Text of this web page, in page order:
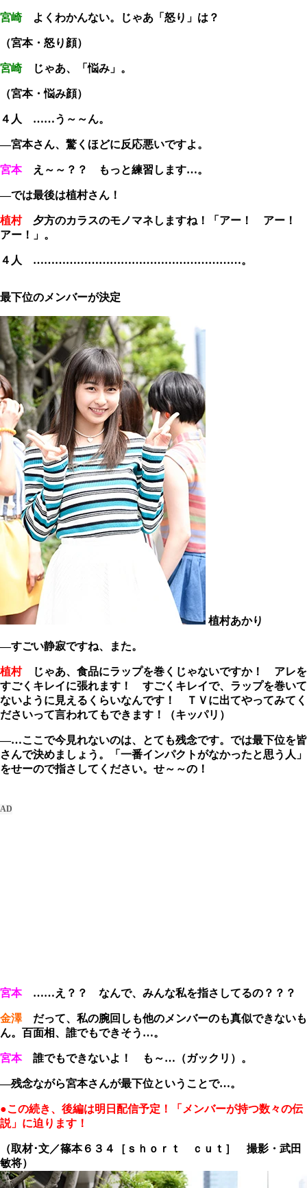
宮崎よくわかんない。じゃあ「怒り」は？
（宮本・怒り顔）
宮崎じゃあ、「悩み」。
（宮本・悩み顔）
４人 ……う～～ん。
―宮本さん、驚くほどに反応悪いですよ。
宮本え～～？？ もっと練習します…。
―では最後は植村さん！
植村夕方のカラスのモノマネしますね！「アー！ アー！
アー！」。
４人 …………………………………………………。
最下位のメンバーが決定
植村あかり
―すごい静寂ですね、また。
植村じゃあ、食品にラップを巻くじゃないですか！ アレを
すごくキレイに張れます！ すごくキレイで、ラップを巻いて
ないように見えるくらいなんです！ ＴＶに出てやってみてく
ださいって言われてもできます！（キッパリ）
―…ここで今見れないのは、とても残念です。では最下位を皆
さんで決めましょう。「一番インパクトがなかったと思う人」
をせーので指さしてください。せ～～の！
宮本……え？？ なんで、みんな私を指さしてるの？？？
金澤だって、私の腕回しも他のメンバーのも真似できないも
ん。百面相、誰でもできそう…。
宮本誰でもできないよ！ も～…（ガックリ）。
―残念ながら宮本さんが最下位ということで…。
●この続き、後編は明日配信予定！「メンバーが持つ数々の伝
説」に迫ります！
（取材･文／篠本６３４［ｓｈｏｒｔ ｃｕｔ］ 撮影・武田
敏将）